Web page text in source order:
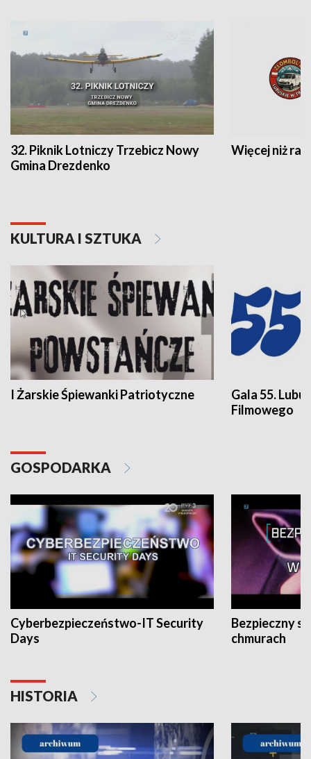
32. Piknik Lotniczy Trzebicz Nowy
Gmina Drezdenko
Więcej niż rajd
KULTURA I SZTUKA
I Żarskie Śpiewanki Patriotyczne
Gala 55.
Filmowego
GOSPODARKA
Cyberbezpieczeństwo-IT Security
Days
Bezpieczny
chmurach
HISTORIA